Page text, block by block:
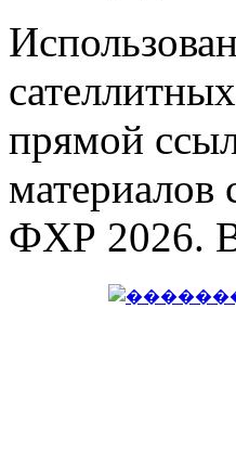
прямой
материалов
ФХР 2026.